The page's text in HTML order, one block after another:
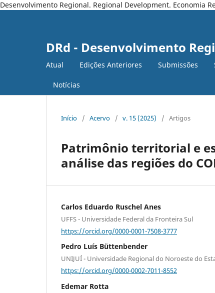
Desenvolvimento Regional. Regional Development. Economia
DRd - Desenvolvimento
Atual Edições Anteriores Submissões
Notícias
Início / Acervo / v. 15 (2025) / Artigos
Patrimônio territorial e
análise das regiões do
Carlos Eduardo Ruschel Anes
UFFS - Universidade Federal da Fronteira Sul
https://orcid.org/0000-0001-7508-3777
Pedro Luís Büttenbender
UNIJUÍ - Universidade Regional do Noroeste do
https://orcid.org/0000-0002-7011-8552
Edemar Rotta